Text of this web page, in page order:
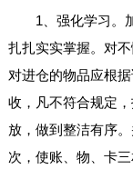
1、强化学习。
扎扎实实掌握。对
对进仓的物品应根
收，凡不符合规定
放，做到整洁有序
次，使账、物、卡